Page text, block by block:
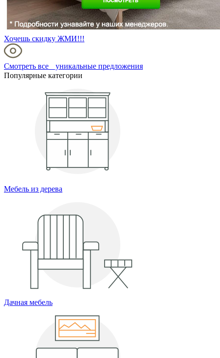
Хочешь скидку ЖМИ!!!
Смотреть все уникальные предложения
Популярные категории
Мебель из дерева
Дачная мебель